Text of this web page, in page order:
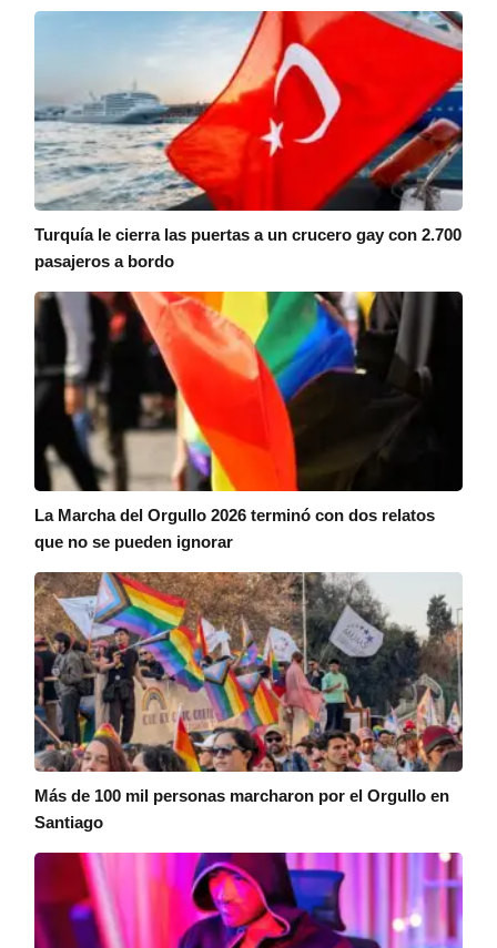
Turquía le cierra las puertas a un crucero gay con 2.700
pasajeros a bordo
La Marcha del Orgullo 2026 terminó con dos relatos
que no se pueden ignorar
Más de 100 mil personas marcharon por el Orgullo en
Santiago